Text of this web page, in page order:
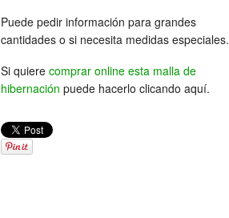
Puede pedir información para grandes
cantidades o si necesita medidas especiales.
Si quiere comprar online esta malla de
hibernación puede hacerlo clicando aquí.